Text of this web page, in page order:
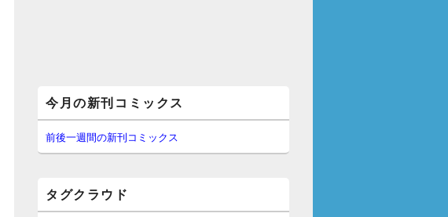
イ
ン
サ
イ
ー
今月の新刊コミックス
前後一週間の新刊コミックス
タグクラウド